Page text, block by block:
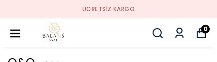
ÜCRETSIZ KARGO
0